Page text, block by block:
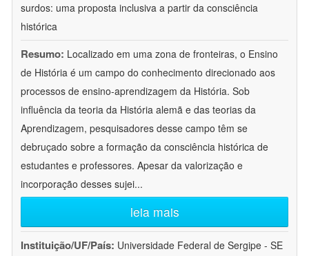
surdos: uma proposta inclusiva a partir da consciência
histórica
Resumo: Localizado em uma zona de fronteiras, o Ensino
de História é um campo do conhecimento direcionado aos
processos de ensino-aprendizagem da História. Sob
influência da teoria da História alemã e das teorias da
Aprendizagem, pesquisadores desse campo têm se
debruçado sobre a formação da consciência histórica de
estudantes e professores. Apesar da valorização e
incorporação desses sujei...
leia mais
Instituição/UF/País: Universidade Federal de Sergipe - SE